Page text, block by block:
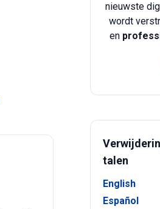
nieuwste
wordt
en
talen
English
Español